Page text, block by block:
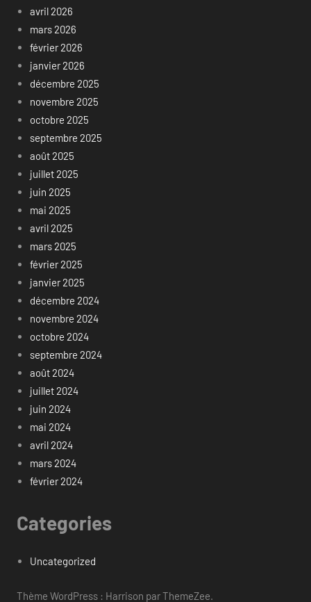
avril 2026
mars 2026
février 2026
janvier 2026
décembre 2025
novembre 2025
octobre 2025
septembre 2025
août 2025
juillet 2025
juin 2025
mai 2025
avril 2025
mars 2025
février 2025
janvier 2025
décembre 2024
novembre 2024
octobre 2024
septembre 2024
août 2024
juillet 2024
juin 2024
mai 2024
avril 2024
mars 2024
février 2024
Categories
Uncategorized
Thème WordPress : Harrison par ThemeZee.